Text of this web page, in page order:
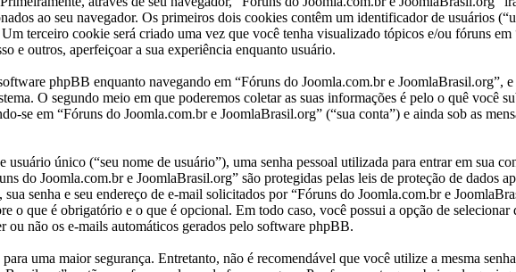
ao seu navegador. Os primeiros dois cookies contêm um identificador de usuários
terceiro cookie será criado uma vez que você tenha visualizado tópicos e/ou fóruns
e outros, aperfeiçoar a sua experiência enquanto usuário.
phpBB enquanto navegando em “Fóruns do Joomla.com.br e JoomlaBrasil.org”, e
O segundo meio em que poderemos coletar as suas informações é pelo o quê você
se em “Fóruns do Joomla.com.br e JoomlaBrasil.org” (“sua conta”) e ainda sob as
único (“seu nome de usuário”), uma senha pessoal utilizada para entrar em sua
do Joomla.com.br e JoomlaBrasil.org” são protegidas pelas leis de proteção de dados
senha e seu endereço de e-mail solicitados por “Fóruns do Joomla.com.br e
o que é obrigatório e o que é opcional. Em todo caso, você possui a opção de
ou não os e-mails automáticos gerados pelo software phpBB.
uma maior segurança. Entretanto, não é recomendável que você utilize a mesma